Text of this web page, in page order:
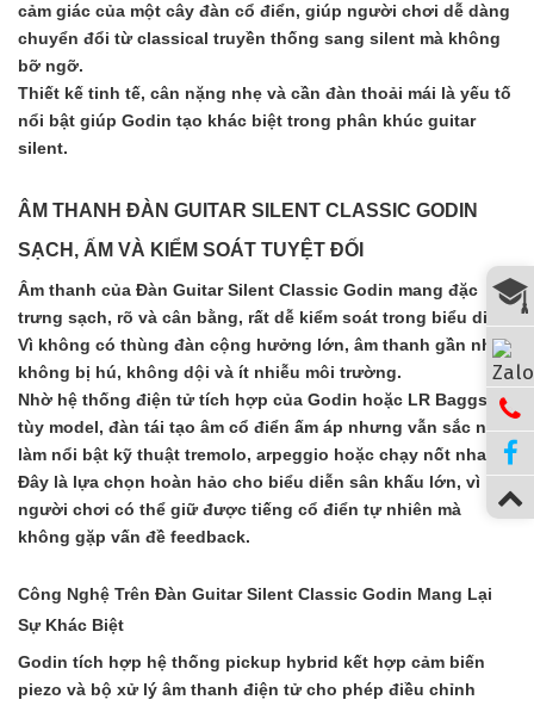
cảm giác của một cây đàn cổ điển, giúp người chơi dễ dàng
chuyển đổi từ classical truyền thống sang silent mà không
bỡ ngỡ.
Thiết kế tinh tế, cân nặng nhẹ và cần đàn thoải mái là yếu tố
nổi bật giúp Godin tạo khác biệt trong phân khúc guitar
silent.
ÂM THANH ĐÀN GUITAR SILENT CLASSIC GODIN
SẠCH, ẤM VÀ KIỂM SOÁT TUYỆT ĐỐI
Âm thanh của Đàn Guitar Silent Classic Godin mang đặc
trưng sạch, rõ và cân bằng, rất dễ kiểm soát trong biểu diễn.
Vì không có thùng đàn cộng hưởng lớn, âm thanh gần như
không bị hú, không dội và ít nhiễu môi trường.
Nhờ hệ thống điện tử tích hợp của Godin hoặc LR Baggs
tùy model, đàn tái tạo âm cổ điển ấm áp nhưng vẫn sắc nét,
làm nổi bật kỹ thuật tremolo, arpeggio hoặc chạy nốt nhanh.
Đây là lựa chọn hoàn hảo cho biểu diễn sân khấu lớn, vì
người chơi có thể giữ được tiếng cổ điển tự nhiên mà
không gặp vấn đề feedback.
Công Nghệ Trên Đàn Guitar Silent Classic Godin Mang Lại
Sự Khác Biệt
Godin tích hợp hệ thống pickup hybrid kết hợp cảm biến
piezo và bộ xử lý âm thanh điện tử cho phép điều chỉnh